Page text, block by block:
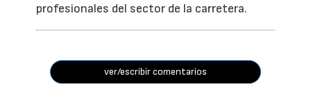
profesionales del sector de la carretera.
ver/escribir comentarios